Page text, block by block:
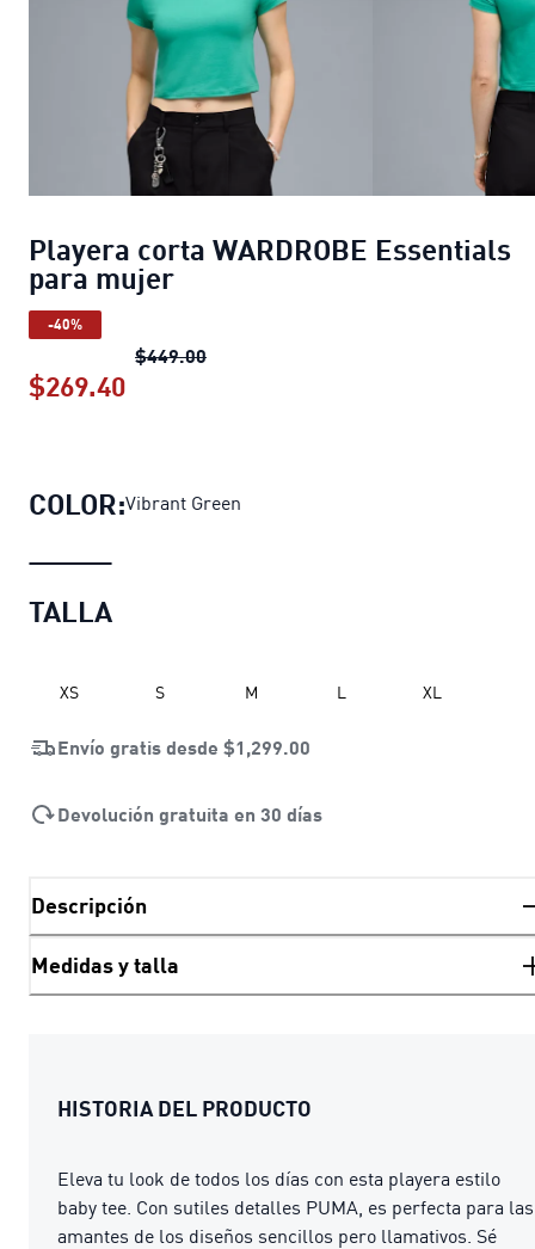
Playera corta WARDROBE Essentials
para mujer
-40%
$449.00Playera corta WARDROBE
$269.40
COLOR:Vibrant Green
TALLA
XS S M L XL
Envío gratis desde $1,299.00
Devolución gratuita en 30 días
Descripción
Medidas y talla
HISTORIA DEL PRODUCTO
Eleva tu look de todos los días con esta playera estilo
baby tee. Con sutiles detalles PUMA, es perfecta para las
amantes de los diseños sencillos pero llamativos. Sé